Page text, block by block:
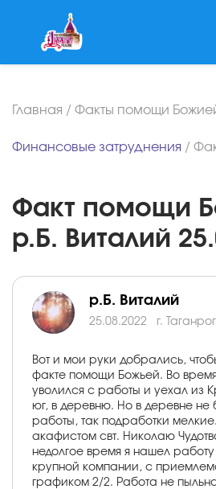
Главная / Факты помощи
Финансовые затруднения /
Факт помощи
р.Б. Виталий
р.Б. Виталий
25.08.2022 г. Таганрог
Вот и мои руки добрались,
факте помощи Божьей. Во
уволился с работы и уехал из
юг, в деревню. Но в деревне не
работы, так подработки
акафистом свт. Николаю
недолгое время я нашел
крупной компании, с
графиком 2/2. Работа не